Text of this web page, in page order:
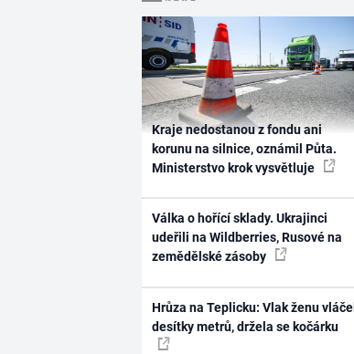
Kraje nedostanou z fondu ani
korunu na silnice, oznámil Půta.
Ministerstvo krok vysvětluje
Válka o hořící sklady. Ukrajinci
udeřili na Wildberries, Rusové na
zemědělské zásoby
Hrůza na Teplicku: Vlak ženu vláčel
desítky metrů, držela se kočárku